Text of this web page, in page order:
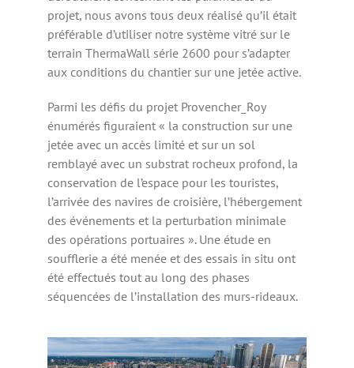
projet, nous avons tous deux réalisé qu’il était
préférable d’utiliser notre système vitré sur le
terrain ThermaWall série 2600 pour s’adapter
aux conditions du chantier sur une jetée active.
Parmi les défis du projet Provencher_Roy
énumérés figuraient « la construction sur une
jetée avec un accès limité et sur un sol
remblayé avec un substrat rocheux profond, la
conservation de l’espace pour les touristes,
l’arrivée des navires de croisière, l’hébergement
des événements et la perturbation minimale
des opérations portuaires ». Une étude en
soufflerie a été menée et des essais in situ ont
été effectués tout au long des phases
séquencées de l’installation des murs-rideaux.